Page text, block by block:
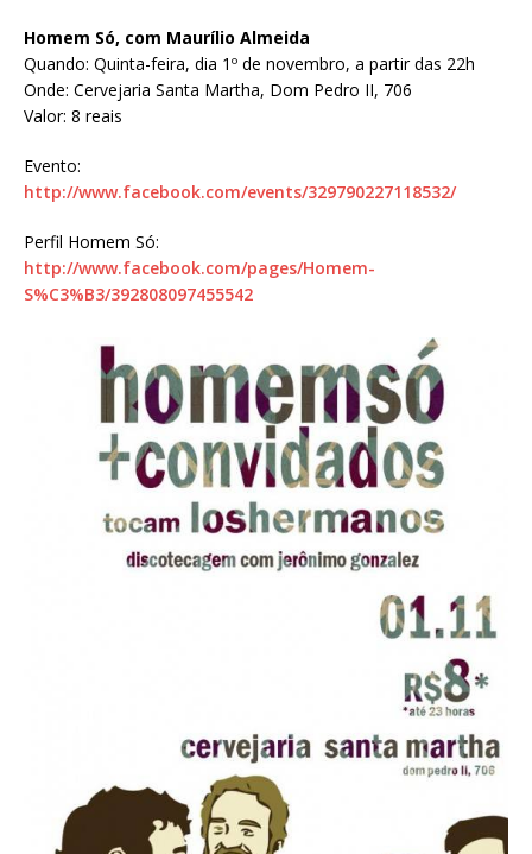
Homem Só, com Maurílio Almeida
Quando: Quinta-feira, dia 1º de novembro, a partir das 22h
Onde: Cervejaria Santa Martha, Dom Pedro II, 706
Valor: 8 reais
Evento:
http://www.facebook.com/events/329790227118532/
Perfil Homem Só:
http://www.facebook.com/pages/Homem-
S%C3%B3/392808097455542